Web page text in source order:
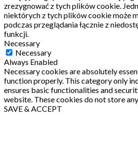
zrezygnować z tych plików cookie.
niektórych z tych plików cookie może
podczas przeglądania łącznie z
funkcji.
Necessary
Necessary
Always Enabled
Necessary cookies are absolutely
function properly. This category only
ensures basic functionalities and
website. These cookies do not store
SAVE & ACCEPT